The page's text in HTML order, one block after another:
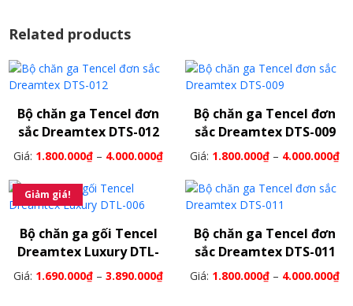
Related products
Bộ chăn ga Tencel đơn
sắc Dreamtex DTS-012
Giá: 1.800.000₫ – 4.000.000₫
Bộ chăn ga Tencel đơn
sắc Dreamtex DTS-009
Giá: 1.800.000₫ – 4.000.000₫
Giảm giá!
Bộ chăn ga gối Tencel
Dreamtex Luxury DTL-
006
Giá: 1.690.000₫ – 3.890.000₫
Bộ chăn ga Tencel đơn
sắc Dreamtex DTS-011
Giá: 1.800.000₫ – 4.000.000₫